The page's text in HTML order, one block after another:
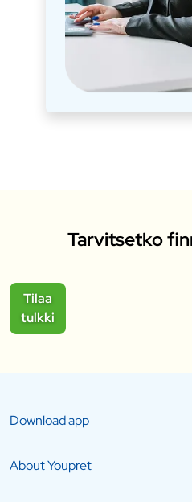
Tarvitsetko
Tilaa
tulkki
Download app
About Youpret